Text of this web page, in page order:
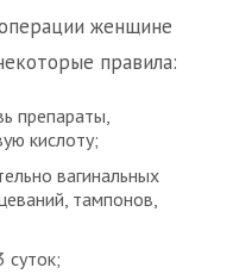
женщине
правила:
препараты,
кислоту;
вагинальных
тампонов,
суток;